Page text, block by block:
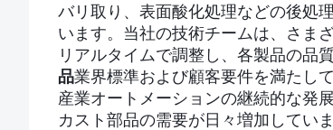
バリ取り、表面酸化処理などの後処
います。当社の技術チームは、さま
リアルタイムで調整し、各製品の品
品業界標準および顧客要件を満たして
産業オートメーションの継続的な発
カスト部品の需要が日々増加してい